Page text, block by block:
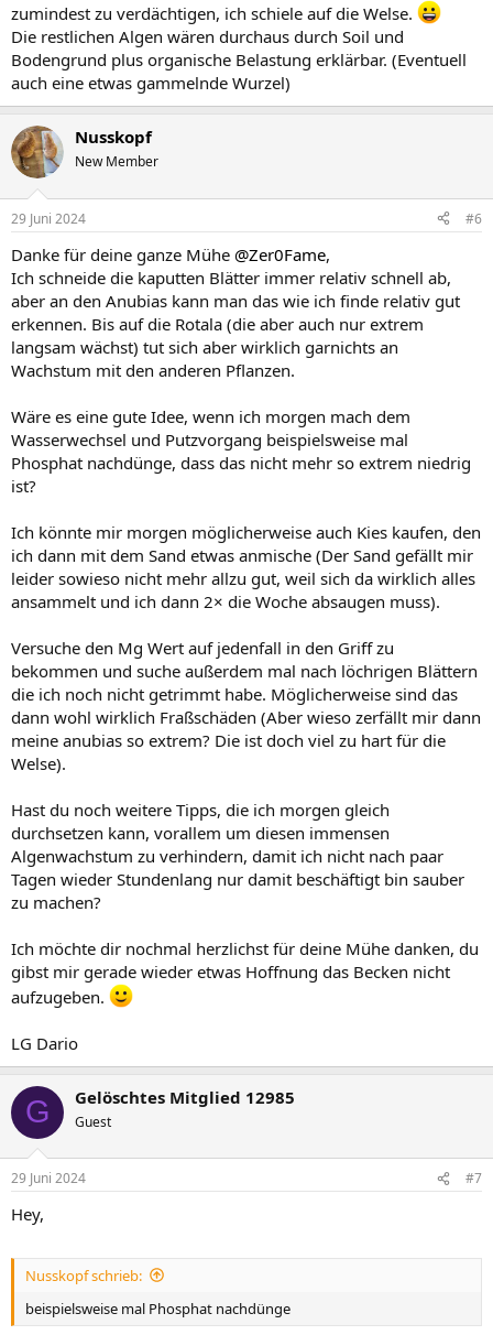
zumindest zu verdächtigen, ich schiele auf die Welse.
Die restlichen Algen wären durchaus durch Soil und
Bodengrund plus organische Belastung erklärbar. (Eventuell
auch eine etwas gammelnde Wurzel)
Nusskopf
New Member
29 Juni 2024 #6
Danke für deine ganze Mühe @Zer0Fame,
Ich schneide die kaputten Blätter immer relativ schnell ab,
aber an den Anubias kann man das wie ich finde relativ gut
erkennen. Bis auf die Rotala (die aber auch nur extrem
langsam wächst) tut sich aber wirklich garnichts an
Wachstum mit den anderen Pflanzen.
Wäre es eine gute Idee, wenn ich morgen mach dem
Wasserwechsel und Putzvorgang beispielsweise mal
Phosphat nachdünge, dass das nicht mehr so extrem niedrig
ist?
Ich könnte mir morgen möglicherweise auch Kies kaufen, den
ich dann mit dem Sand etwas anmische (Der Sand gefällt mir
leider sowieso nicht mehr allzu gut, weil sich da wirklich alles
ansammelt und ich dann 2× die Woche absaugen muss).
Versuche den Mg Wert auf jedenfall in den Griff zu
bekommen und suche außerdem mal nach löchrigen Blättern
die ich noch nicht getrimmt habe. Möglicherweise sind das
dann wohl wirklich Fraßschäden (Aber wieso zerfällt mir dann
meine anubias so extrem? Die ist doch viel zu hart für die
Welse).
Hast du noch weitere Tipps, die ich morgen gleich
durchsetzen kann, vorallem um diesen immensen
Algenwachstum zu verhindern, damit ich nicht nach paar
Tagen wieder Stundenlang nur damit beschäftigt bin sauber
zu machen?
Ich möchte dir nochmal herzlichst für deine Mühe danken, du
gibst mir gerade wieder etwas Hoffnung das Becken nicht
aufzugeben.
LG Dario
G Gelöschtes Mitglied 12985
Guest
29 Juni 2024 #7
Hey,
Nusskopf schrieb:
beispielsweise mal Phosphat nachdünge